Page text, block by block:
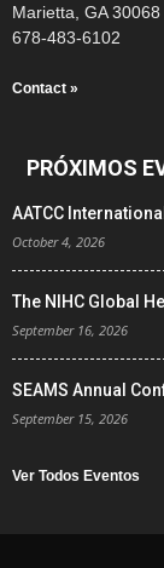
Marietta, GA 30068
678-483-6102
Contact »
PRÓXIMOS
AATCC
October 4, 2026
The NIHC Global
September 16, 2026
SEAMS Annual
September 15, 2026
Ver Todos Eventos